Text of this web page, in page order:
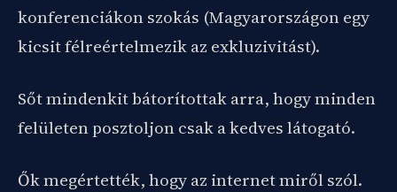
konferenciákon szokás (Magyarországon egy
kicsit félreértelmezik az exkluzivitást).
Sőt mindenkit bátorítottak arra, hogy minden
felületen posztoljon csak a kedves látogató.
Ők megértették, hogy az internet miről szól.